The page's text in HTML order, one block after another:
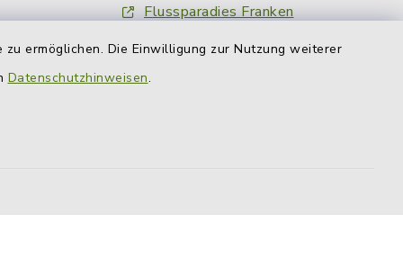
ermöglichen. Die Einwilligung zur Nutzung weiterer
Datenschutzhinweisen.
Flussparadies Franken
Obermain Jura
Nachrichten am Ort